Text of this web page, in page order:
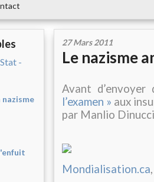
nazisme
27 Mars 2011
Le nazisme
Avant
l’examen » aux
par Manlio Dinucci
Mondialisation.ca